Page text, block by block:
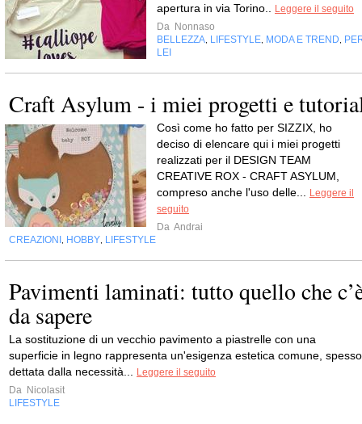
apertura in via Torino.. Leggere il seguito
Da Nonnaso
BELLEZZA, LIFESTYLE, MODA E TREND,
LEI
Craft Asylum - i miei progetti e
Così come ho fatto per SIZZIX, ho
deciso di elencare qui i miei progetti
realizzati per il DESIGN TEAM
CREATIVE ROX - CRAFT ASYLUM,
compreso anche l'uso delle... Leggere il
seguito
Da Andrai
CREAZIONI , HOBBY, LIFESTYLE
Pavimenti laminati: tutto quello che
da sapere
La sostituzione di un vecchio pavimento a piastrelle con una
superficie in legno rappresenta un'esigenza estetica comune, spesso
dettata dalla necessità... Leggere il seguito
Da Nicolasit
LIFESTYLE